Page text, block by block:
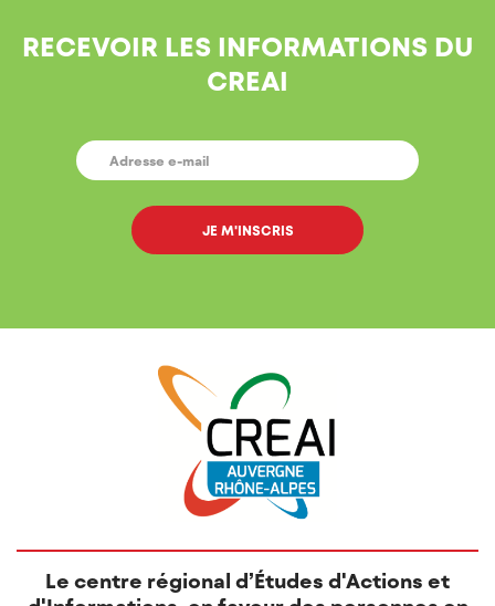
RECEVOIR LES INFORMATIONS DU
CREAI
E-
MAIL *
Le centre régional d’Études d'Actions et